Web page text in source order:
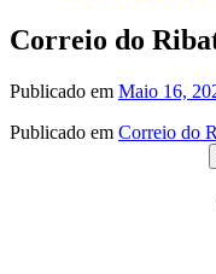
Correio do
Publicado em Maio 16,
Publicado em Correio do